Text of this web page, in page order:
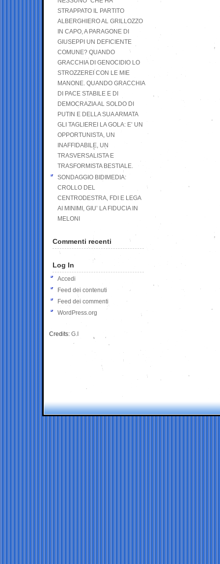
STRAPPATO IL PARTITO
ALBERGHIERO AL GRILLOZZO
IN CAPO, A PARAGONE DI
GIUSEPPI UN DEFICIENTE
COMUNE? QUANDO
GRACCHIA DI GENOCIDIO LO
STROZZEREI CON LE MIE
MANONE. QUANDO GRACCHIA
DI PACE STABILE E DI
DEMOCRAZIA AL SOLDO DI
PUTIN E DELLA SUA ARMATA
GLI TAGLIEREI LA GOLA: E’ UN
OPPORTUNISTA, UN
INAFFIDABILE, UN
TRASVERSALISTA E
TRASFORMISTA BESTIALE.
SONDAGGIO BIDIMEDIA:
CROLLO DEL
CENTRODESTRA, FDI E LEGA
AI MINIMI, GIU’ LA FIDUCIA IN
MELONI
Commenti recenti
Log In
Accedi
Feed dei contenuti
Feed dei commenti
WordPress.org
Credits: G.I